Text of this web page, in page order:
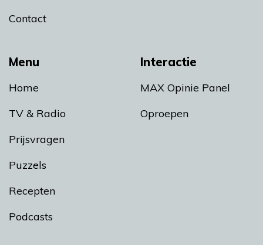
Menu
Home
TV & Radio
Prijsvragen
Puzzels
Recepten
Podcasts
Interactie
MAX Opinie Panel
Oproepen
Contact